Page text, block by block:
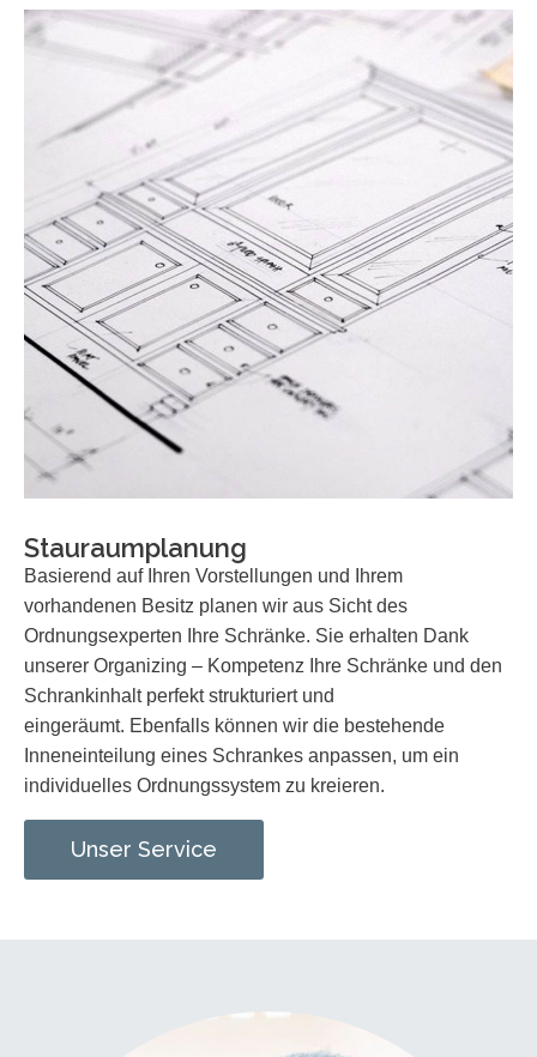
Stauraumplanung
Basierend auf Ihren Vorstellungen und Ihrem
vorhandenen Besitz planen wir aus Sicht des
Ordnungsexperten
Ihre Schränke. Sie erhalten Dank
unserer Organizing – Kompetenz
Ihre Schränke und den
Schrankinhalt perfektstrukturiert und
eingeräumt. Ebenfalls können wir die bestehende
Inneneinteilung eines Schrankes anpassen, um ein
individuelles Ordnungssystem zu kreieren.
Unser Service